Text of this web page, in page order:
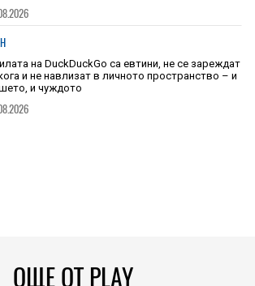
на DuckDuckGo са евтини, не се зареждат
и не навлизат в личното пространство – и
и чуждото
ОЩЕ ОТ PLAY